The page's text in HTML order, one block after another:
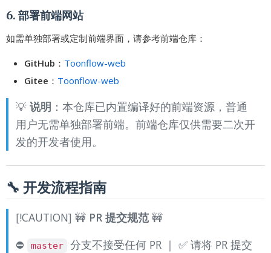
6. 部署前端网站
如需单独部署或定制前端界面，请参考前端仓库：
GitHub ： Toonflow-web
Gitee ： Toonflow-web
💡 说明 ：本仓库已内置编译好的前端资源，普通
用户无需单独部署前端。前端仓库仅供需要二次开
发的开发者使用。
🔧 开发流程指南
[!CAUTION] 🚧 PR 提交规范🚧
⛔
master
分支不接受任何 PR ｜ ✅ 请将 PR 提交